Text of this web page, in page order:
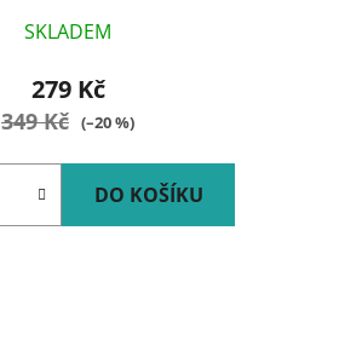
SKLADEM
279 Kč
349 Kč (–20 %)
DO KOŠÍKU